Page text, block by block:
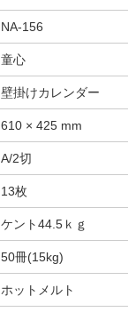
NA-156
童心
壁掛けカレンダー
610 × 425 mm
A/2切
13枚
ケント44.5ｋｇ
50冊(15kg)
ホットメルト